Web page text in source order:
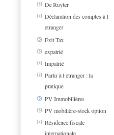
De Ruyter
Déclaration des comptes à l
etranger
Exit Tax
expatrié
Impatrié
Partir à l etranger : la
pratique
PV Immobilières
PV mobilière-stock option
Résidence fiscale
internationale